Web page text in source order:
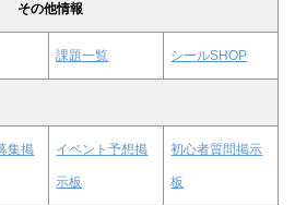
その他情報
課題一覧 シールSHOP
集掲 イベント予想掲
示板
初心者質問掲示
板